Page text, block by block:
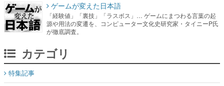
ゲームが変えた日本語
「経験値」「裏技」「ラスボス」… ゲームにまつわる言葉の起
源や用法の変遷を、コンピューター文化史研究家・タイニーP氏
が徹底調査。
カテゴリ
特集記事